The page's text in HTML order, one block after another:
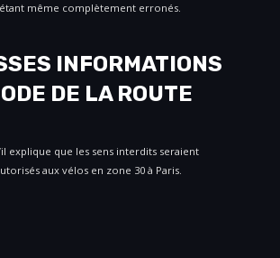
même complètement erronés.
INFORMATIONS
DE LA ROUTE
explique que les sens interdits seraient
aux vélos en zone 30 à Paris.